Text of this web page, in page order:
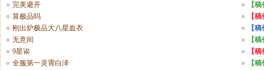
完美避开
算极品吗
刚出炉极品大八星血衣
无意间
9星诶
全服第一灵霄白泽
【
【
【
【
【
【